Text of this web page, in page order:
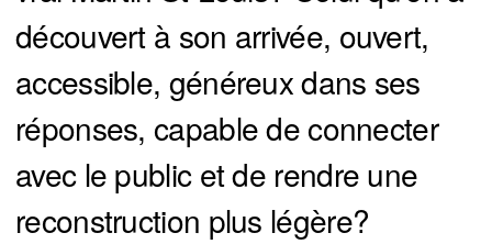
découvert à son arrivée, ouvert,
accessible, généreux dans ses
réponses, capable de connecter
avec le public et de rendre une
reconstruction plus légère?